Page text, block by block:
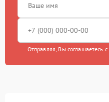
Отправляя, Вы соглашаетесь с